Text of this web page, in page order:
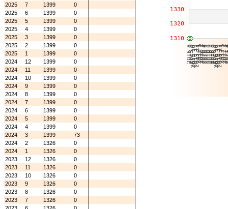
2025
7 1399
0
2025
6 1399
0
2025
5 1399
0
2025
4 1399
0
2025
3 1399
0
2025
2 1399
0
2025
1 1399
0
2024
12 1399
0
2024
11 1399
0
2024
10 1399
0
2024
9 1399
0
2024
8 1399
0
2024
7 1399
0
2024
6 1399
0
2024
5 1399
0
2024
4 1399
0
2024
3 1399
73
2024
2 1326
0
2024
1 1326
0
2023
12 1326
0
2023
11 1326
0
2023
10 1326
0
2023
9 1326
0
2023
8 1326
0
2023
7 1326
0